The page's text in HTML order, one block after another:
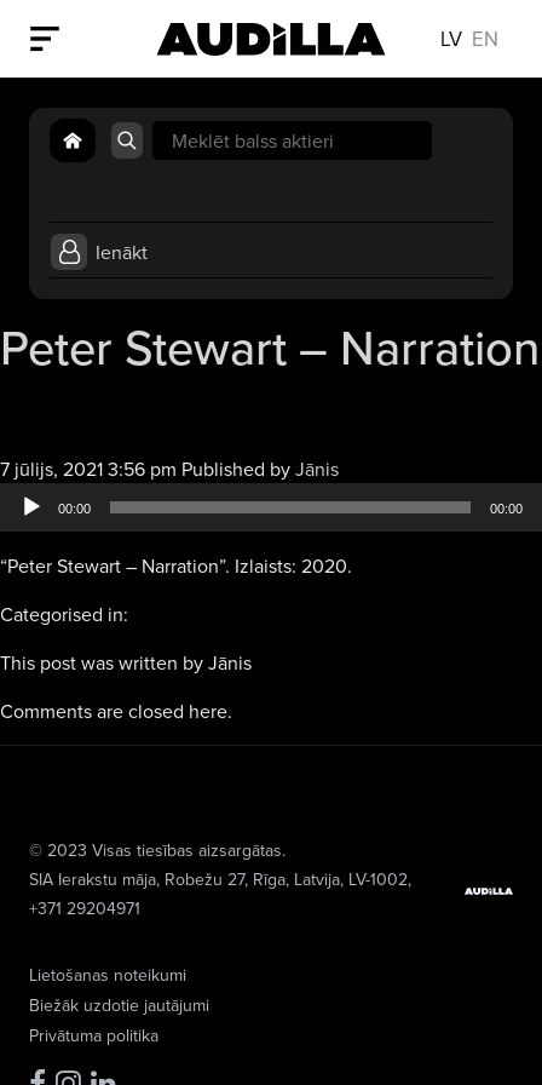
LV EN
Search
for:
Ienākt
Peter Stewart – Narration
7 jūlijs, 2021 3:56 pm Published byJānisAudio
atskaņotājs
00:00 00:00
“Peter Stewart – Narration”. Izlaists: 2020.
Categorised in:
This post was written by Jānis
Comments are closed here.
Lietošanas noteikumi
Biežāk uzdotie jautājumi
Privātuma politika
© 2023 Visas tiesības aizsargātas.
SIA Ierakstu māja, Robežu 27, Rīga, Latvija, LV-1002,
+371 29204971